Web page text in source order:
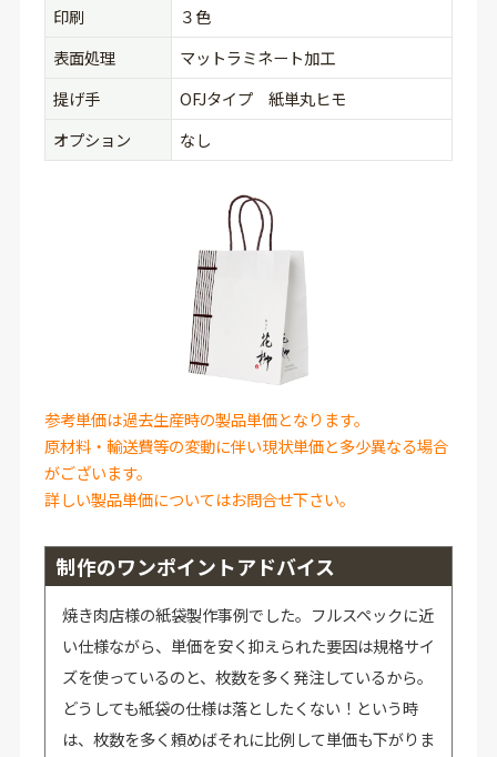
印刷
３色
表面処理
マットラミネート加工
提げ手
OFJタイプ 紙単丸ヒモ
オプション
なし
参考単価は過去生産時の製品単価となります。
原材料・輸送費等の変動に伴い現状単価と多少異なる場合
がございます。
詳しい製品単価についてはお問合せ下さい。
制作のワンポイントアドバイス
焼き肉店様の紙袋製作事例でした。フルスペックに近
い仕様ながら、単価を安く抑えられた要因は規格サイ
ズを使っているのと、枚数を多く発注しているから。
どうしても紙袋の仕様は落としたくない！という時
は、枚数を多く頼めばそれに比例して単価も下がりま